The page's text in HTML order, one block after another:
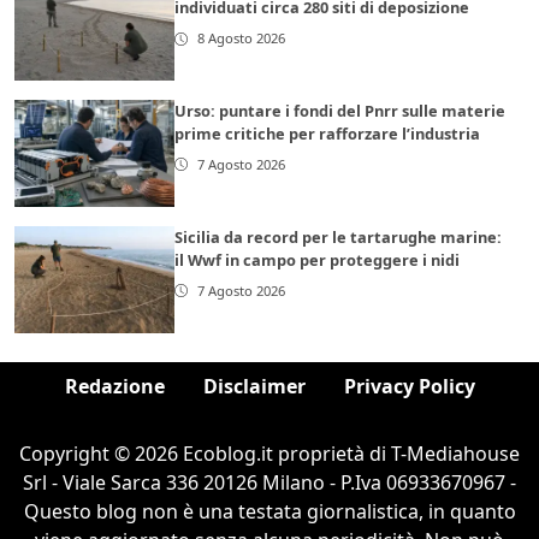
individuati circa 280 siti di deposizione
8 Agosto 2026
Urso: puntare i fondi del Pnrr sulle materie
prime critiche per rafforzare l’industria
7 Agosto 2026
Sicilia da record per le tartarughe marine:
il Wwf in campo per proteggere i nidi
7 Agosto 2026
Redazione Disclaimer Privacy Policy
Copyright © 2026 Ecoblog.it proprietà di T-Mediahouse
Srl - Viale Sarca 336 20126 Milano - P.Iva 06933670967 -
Questo blog non è una testata giornalistica, in quanto